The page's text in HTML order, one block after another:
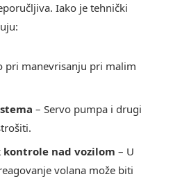
Iako je tehnički
pri manevrisanju pri malim
– Servo pumpa i drugi
nad vozilom – U
volana može biti